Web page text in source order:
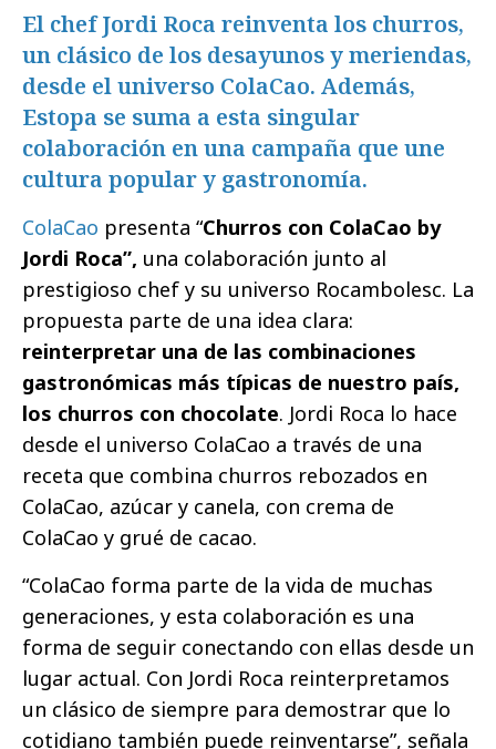
El chef Jordi Roca reinventa los churros,
un clásico de los desayunos y meriendas,
desde el universo ColaCao. Además,
Estopa se suma a esta singular
colaboración en una campaña que une
cultura popular y gastronomía.
ColaCao presenta “Churros con ColaCao by
Jordi Roca”, una colaboración junto al
prestigioso chef y su universo Rocambolesc. La
propuesta parte de una idea clara:
reinterpretar una de las combinaciones
gastronómicas más típicas de nuestro país,
los churros con chocolate. Jordi Roca lo hace
desde el universo ColaCao a través de una
receta que combina churros rebozados en
ColaCao, azúcar y canela, con crema de
ColaCao y grué de cacao.
“ColaCao forma parte de la vida de muchas
generaciones, y esta colaboración es una
forma de seguir conectando con ellas desde un
lugar actual. Con Jordi Roca reinterpretamos
un clásico de siempre para demostrar que lo
cotidiano también puede reinventarse”, señala